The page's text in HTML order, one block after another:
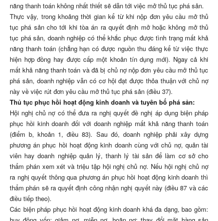
năng thanh toán không nhất thiết sẽ dẫn tới việc mở thủ tục phá sản.
Thực vậy, trong khoảng thời gian kể từ khi nộp đơn yêu cầu mở thủ
tục phá sản cho tới khi tòa án ra quyết định mở hoặc không mở thủ
tục phá sản, doanh nghiệp có thể khắc phục được tình trạng mất khả
năng thanh toán (chẳng hạn có được nguồn thu đáng kể từ việc thực
hiện hợp đồng hay được cấp một khoản tín dụng mới). Ngay cả khi
mất khả năng thanh toán và đã bị chủ nợ nộp đơn yêu cầu mở thủ tục
phá sản, doanh nghiệp vẫn có cơ hội đạt được thỏa thuận với chủ nợ
này về việc rút đơn yêu cầu mở thủ tục phá sản (điều 37).
Thủ tục phục hồi hoạt động kinh doanh và tuyên bố phá sản:
Hội nghị chủ nợ có thể đưa ra nghị quyết đề nghị áp dụng biện pháp
phục hồi kinh doanh đối với doanh nghiệp mất khả năng thanh toán
(điểm b, khoản 1, điều 83). Sau đó, doanh nghiệp phải xây dựng
phương án phục hồi hoạt động kinh doanh cùng với chủ nợ, quản tài
viên hay doanh nghiệp quản lý, thanh lý tài sản để làm cơ sở cho
thẩm phán xem xét và triệu tập hội nghị chủ nợ. Nếu hội nghị chủ nợ
ra nghị quyết thông qua phương án phục hồi hoạt động kinh doanh thì
thẩm phán sẽ ra quyết định công nhận nghị quyết này (điều 87 và các
điều tiếp theo).
Các biện pháp phục hồi hoạt động kinh doanh khá đa dạng, bao gồm: